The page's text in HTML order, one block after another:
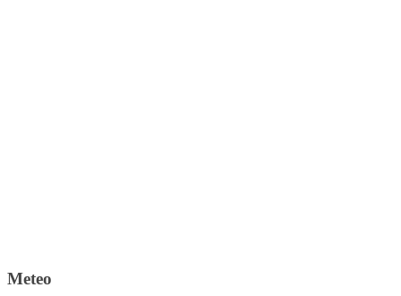
Meteo